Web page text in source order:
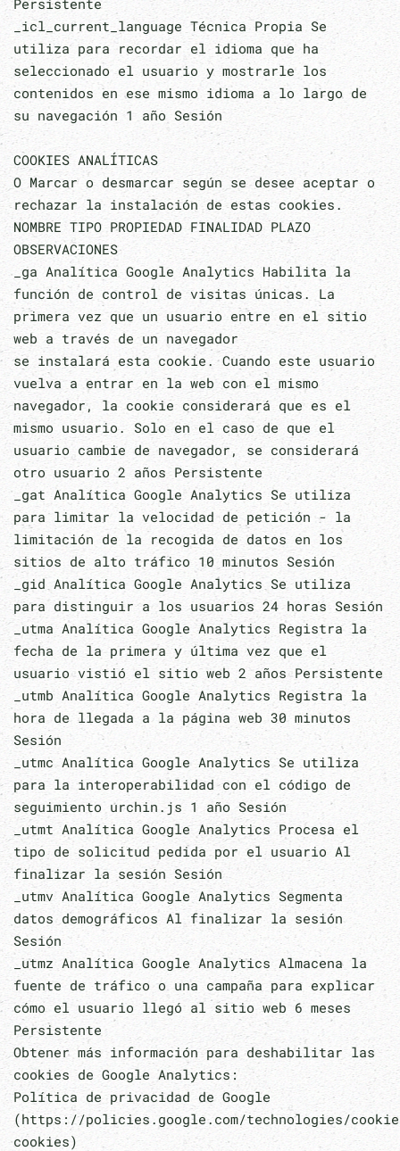
Persistente
_icl_current_language Técnica Propia Se
utiliza para recordar el idioma que ha
seleccionado el usuario y mostrarle los
contenidos en ese mismo idioma a lo largo de
su navegación 1 año Sesión
COOKIES ANALÍTICAS
O Marcar o desmarcar según se desee aceptar o
rechazar la instalación de estas cookies.
NOMBRE TIPO PROPIEDAD FINALIDAD PLAZO
OBSERVACIONES
_ga Analítica Google Analytics Habilita la
función de control de visitas únicas. La
primera vez que un usuario entre en el sitio
web a través de un navegador
se instalará esta cookie. Cuando este usuario
vuelva a entrar en la web con el mismo
navegador, la cookie considerará que es el
mismo usuario. Solo en el caso de que el
usuario cambie de navegador, se considerará
otro usuario 2 años Persistente
_gat Analítica Google Analytics Se utiliza
para limitar la velocidad de petición - la
limitación de la recogida de datos en los
sitios de alto tráfico 10 minutos Sesión
_gid Analítica Google Analytics Se utiliza
para distinguir a los usuarios 24 horas Sesión
_utma Analítica Google Analytics Registra la
fecha de la primera y última vez que el
usuario vistió el sitio web 2 años Persistente
_utmb Analítica Google Analytics Registra la
hora de llegada a la página web 30 minutos
Sesión
_utmc Analítica Google Analytics Se utiliza
para la interoperabilidad con el código de
seguimiento urchin.js 1 año Sesión
_utmt Analítica Google Analytics Procesa el
tipo de solicitud pedida por el usuario Al
finalizar la sesión Sesión
_utmv Analítica Google Analytics Segmenta
datos demográficos Al finalizar la sesión
Sesión
_utmz Analítica Google Analytics Almacena la
fuente de tráfico o una campaña para explicar
cómo el usuario llegó al sitio web 6 meses
Persistente
Obtener más información para deshabilitar las
cookies de Google Analytics:
Política de privacidad de Google
(https://policies.google.com/technologies/
cookies)